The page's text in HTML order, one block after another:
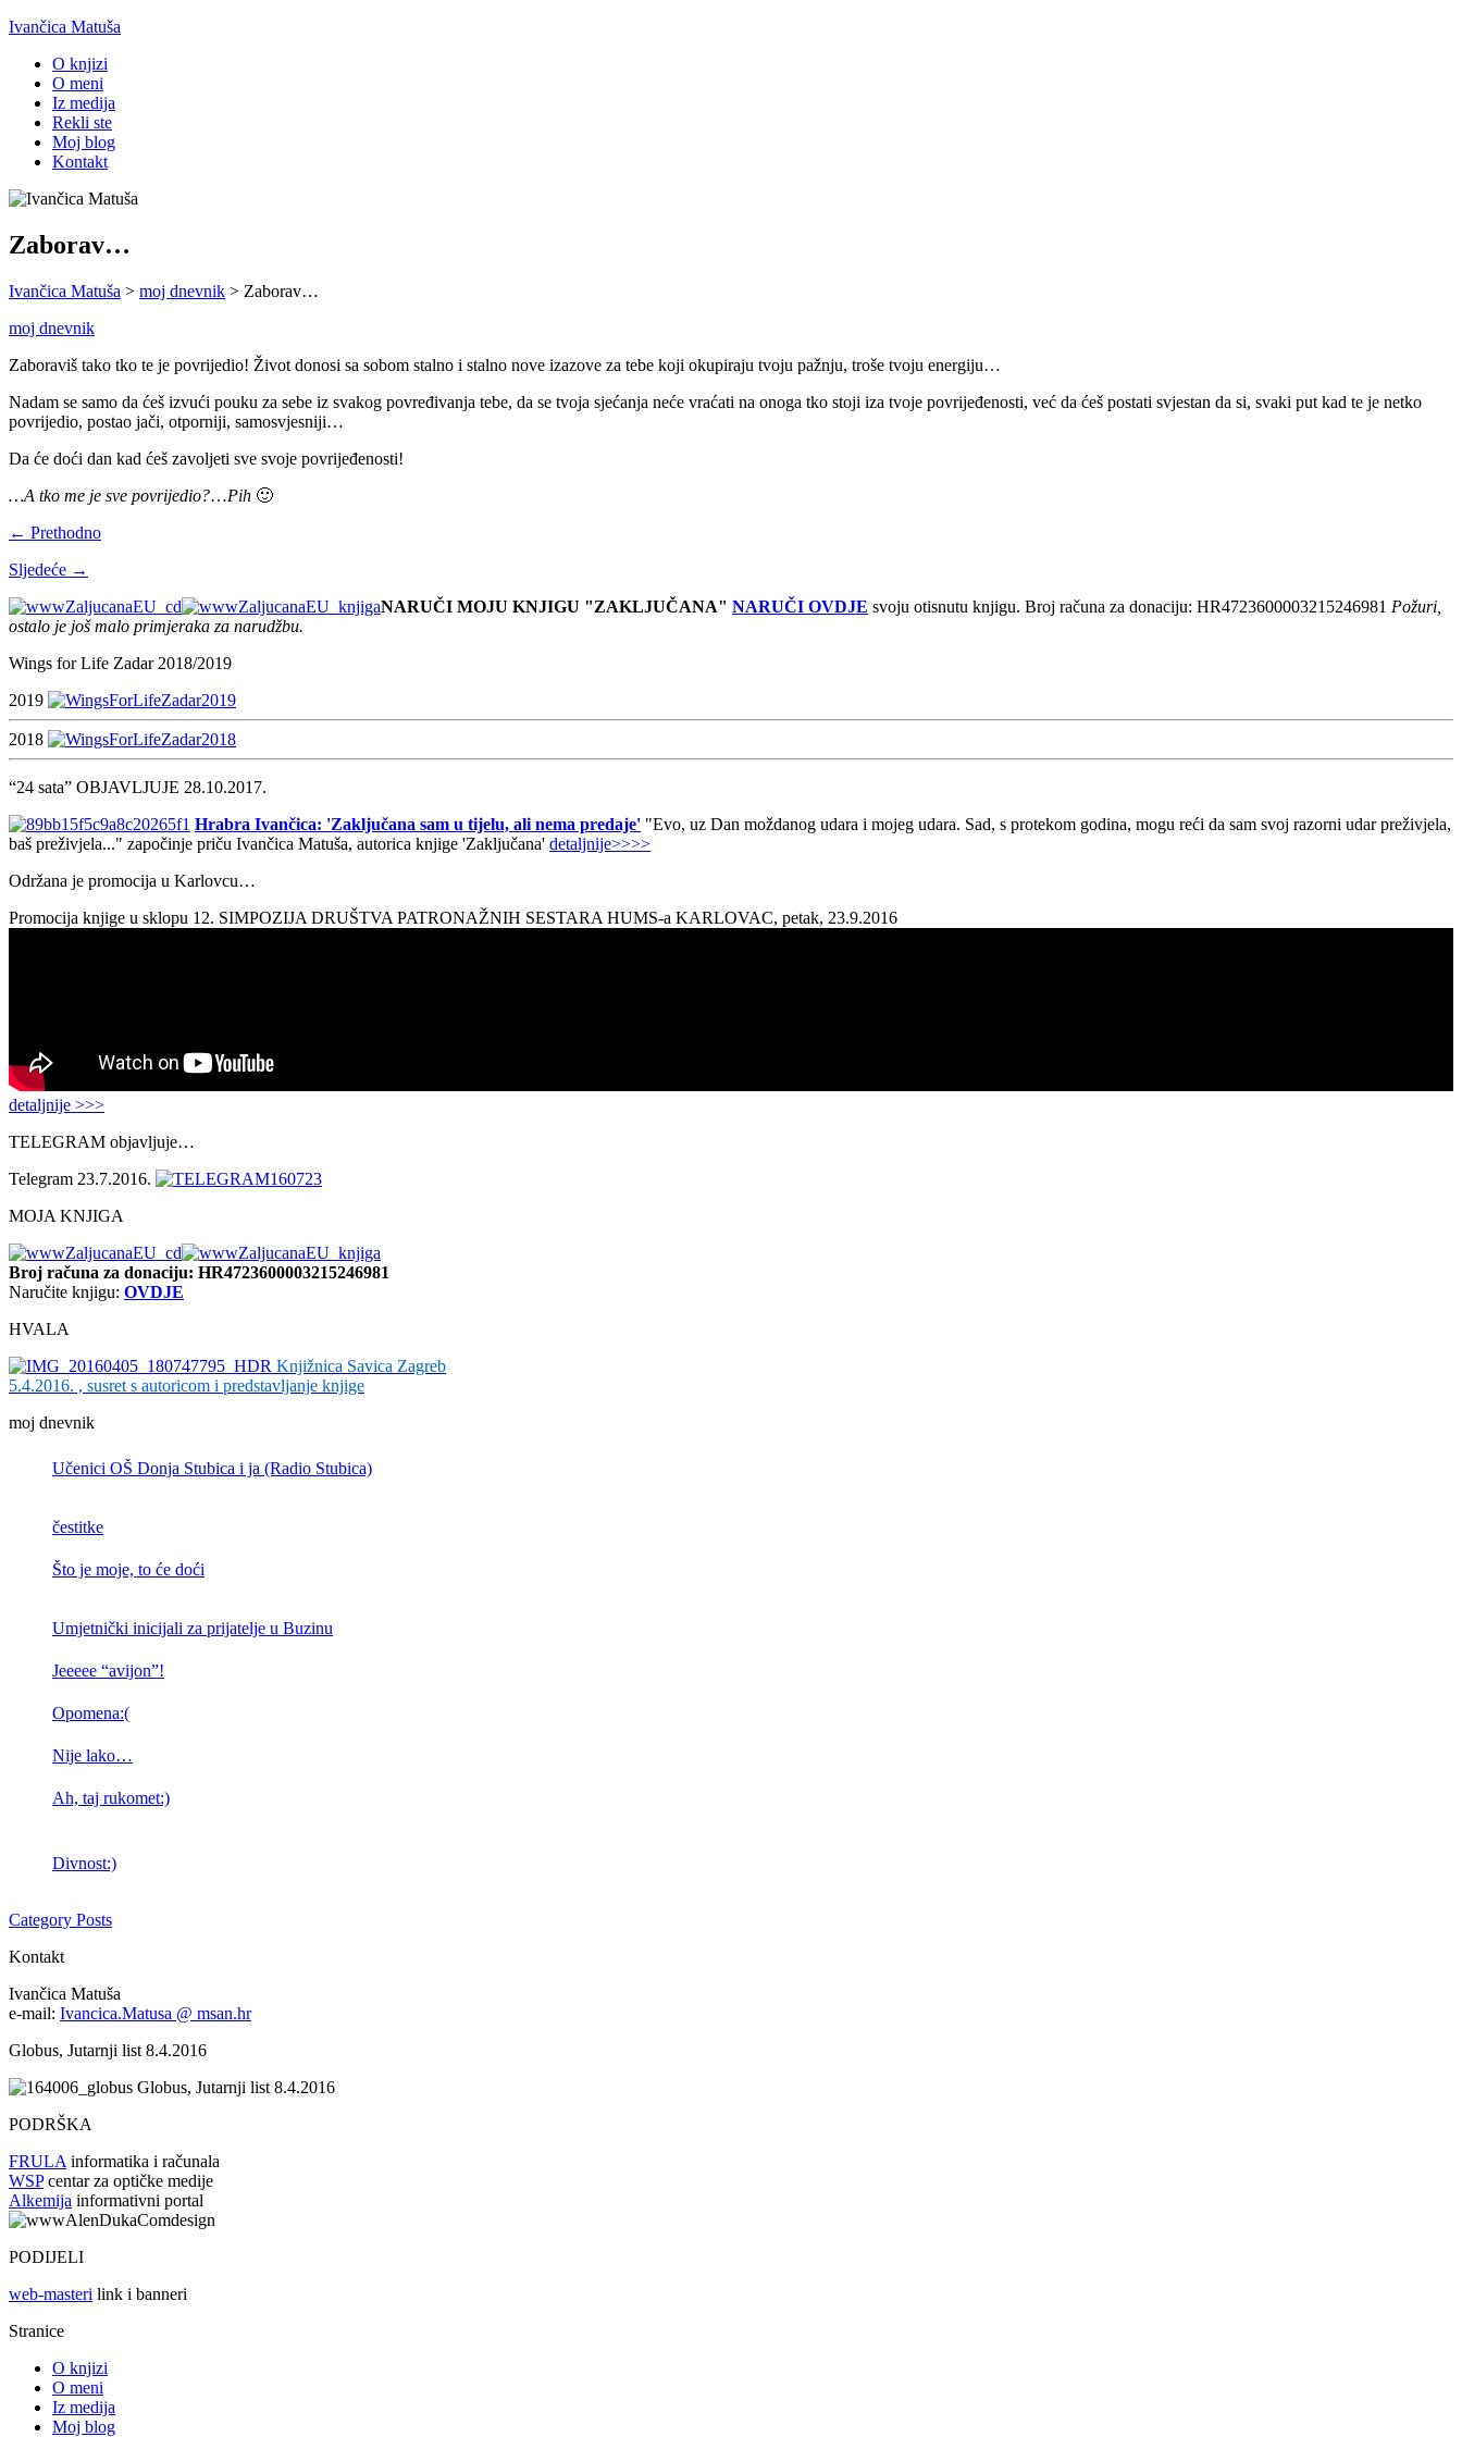
Ivančica Matuša
O knjizi
O meni
Iz medija
Rekli ste
Moj blog
Kontakt
Zaborav…
Ivančica Matuša > moj dnevnik > Zaborav…
moj dnevnik
Zaboraviš tako tko te je povrijedio! Život donosi sa sobom stalno i stalno nove izazove za tebe koji okupiraju tvoju pažnju, troše tvoju energiju…
Nadam se samo da ćeš izvući pouku za sebe iz svakog povređivanja tebe, da se tvoja sjećanja neće vraćati na onoga tko stoji iza tvoje povrijeđenosti, već da ćeš postati svjestan da si, svaki put kad te je netko
povrijedio, postao jači, otporniji, samosvjesniji…
Da će doći dan kad ćeš zavoljeti sve svoje povrijeđenosti!
…A tko me je sve povrijedio?…Pih 🙂
← Prethodno
Sljedeće →
NARUČI MOJU KNJIGU "ZAKLJUČANA" NARUČI OVDJE svoju otisnutu knjigu. Broj računa za donaciju: HR4723600003215246981 Požuri,
ostalo je još malo primjeraka za narudžbu.
Wings for Life Zadar 2018/2019
2019
2018
“24 sata” OBJAVLJUJE 28.10.2017.
Hrabra Ivančica: 'Zaključana sam u tijelu, ali nema predaje' "Evo, uz Dan moždanog udara i mojeg udara. Sad, s protekom godina, mogu reći da sam svoj razorni udar preživjela,
baš preživjela..." započinje priču Ivančica Matuša, autorica knjige 'Zaključana' detaljnije>>>>
Održana je promocija u Karlovcu…
Promocija knjige u sklopu 12. SIMPOZIJA DRUŠTVA PATRONAŽNIH SESTARA HUMS-a KARLOVAC, petak, 23.9.2016
detaljnije >>>
TELEGRAM objavljuje…
Telegram 23.7.2016.
MOJA KNJIGA
Broj računa za donaciju: HR4723600003215246981
Naručite knjigu: OVDJE
HVALA
Knjižnica Savica Zagreb
5.4.2016. , susret s autoricom i predstavljanje knjige
moj dnevnik
Učenici OŠ Donja Stubica i ja (Radio Stubica)
čestitke
Što je moje, to će doći
Umjetnički inicijali za prijatelje u Buzinu
Jeeeee “avijon”!
Opomena:(
Nije lako…
Ah, taj rukomet:)
Divnost:)
Category Posts
Kontakt
Ivančica Matuša
e-mail: Ivancica.Matusa @ msan.hr
Globus, Jutarnji list 8.4.2016
Globus, Jutarnji list 8.4.2016
PODRŠKA
FRULA informatika i računala
WSPcentar za optičke medije
Alkemija informativni portal
PODIJELI
web-masteri link i banneri
Stranice
O knjizi
O meni
Iz medija
Moj blog